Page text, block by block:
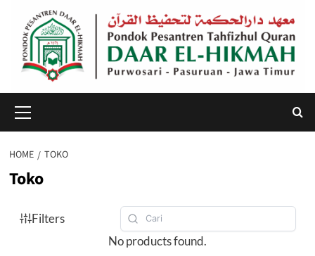
content
Menu
HOME TOKO
Toko
Filters
No products found.